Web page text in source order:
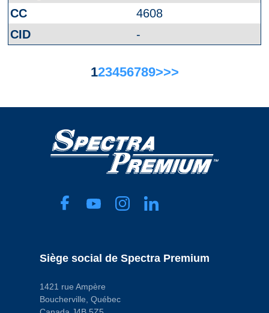
4608
-
123456789>>>
Siège social de Spectra Premium
1421 rue Ampère
Boucherville, Québec